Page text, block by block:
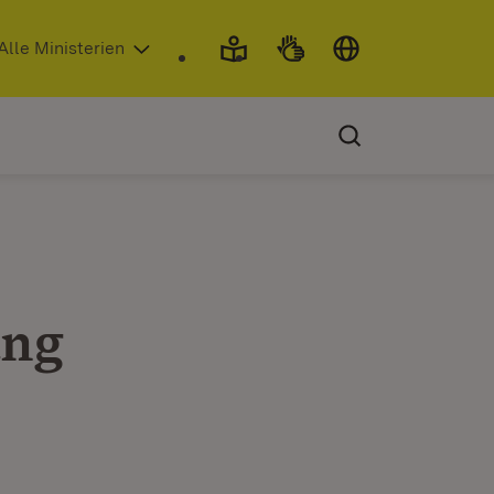
neuem Fenster)
Ministerien